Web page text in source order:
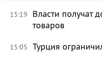
15:19
Власти получат
товаров
15:05 Турция